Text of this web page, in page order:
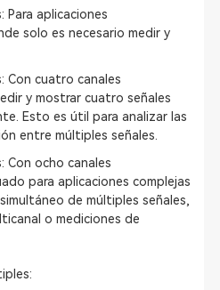
Para aplicaciones
solo es necesario medir y
Con cuatro canales
y mostrar cuatro señales
Esto es útil para analizar las
entre múltiples señales.
Con ocho canales
para aplicaciones complejas
de múltiples señales,
o mediciones de